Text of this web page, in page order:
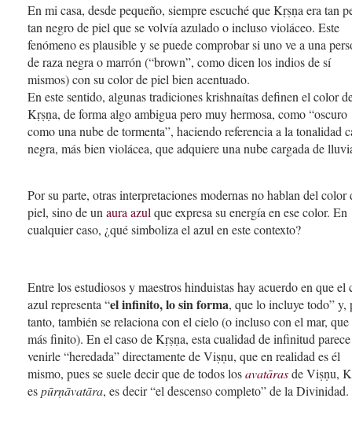
En mi casa, desde pequeño, siempre escuché que Kṛṣṇa era tan
tan negro de piel que se volvía azulado o incluso violáceo. Este
fenómeno es plausible y se puede comprobar si uno ve a una
de raza negra o marrón (“brown”, como dicen los indios de sí
mismos) con su color de piel bien acentuado.
En este sentido, algunas tradiciones krishnaítas definen el color
Kṛṣṇa, de forma algo ambigua pero muy hermosa, como “oscuro
como una nube de tormenta”, haciendo referencia a la tonalidad
negra, más bien violácea, que adquiere una nube cargada de
Por su parte, otras interpretaciones modernas no hablan del color
piel, sino de un aura azul que expresa su energía en ese color. En
cualquier caso, ¿qué simboliza el azul en este contexto?
Entre los estudiosos y maestros hinduistas hay acuerdo en que el
azul representa “el infinito, lo sin forma, que lo incluye todo” y,
tanto, también se relaciona con el cielo (o incluso con el mar, que
más finito). En el caso de Kṛṣṇa, esta cualidad de infinitud parece
venirle “heredada” directamente de Viṣṇu, que en realidad es él
mismo, pues se suele decir que de todos losavatārasde Viṣṇu,
espūrṇāvatāra, es decir “el descenso completo” de la Divinidad.